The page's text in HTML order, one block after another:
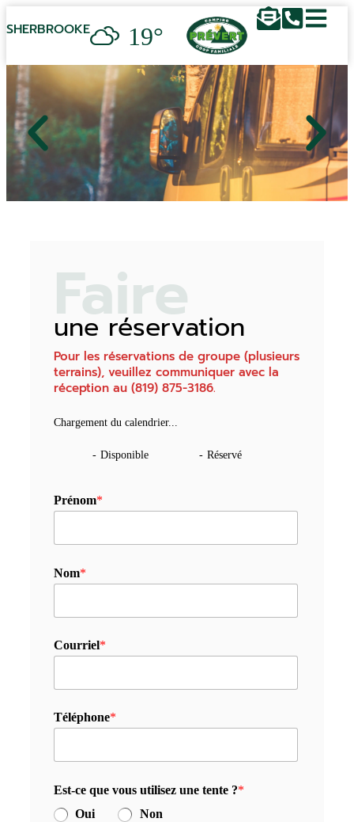
SHERBROOKE 19°
Faire
une réservation
Pour les réservations de groupe (plusieurs
terrains), veuillez communiquer avec la
réception au (819) 875-3186.
Chargement du calendrier...
- Disponible - Réservé
Prénom*
Nom*
Courriel*
Téléphone*
Est-ce que vous utilisez une tente ?*
Oui
Non